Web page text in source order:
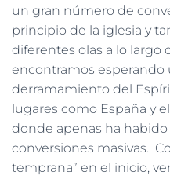
un gran número de
principio de la iglesia y
diferentes olas a lo largo
encontramos esperando
derramamiento del
lugares como España y
donde apenas ha
conversiones masivas.
temprana” en el inicio,